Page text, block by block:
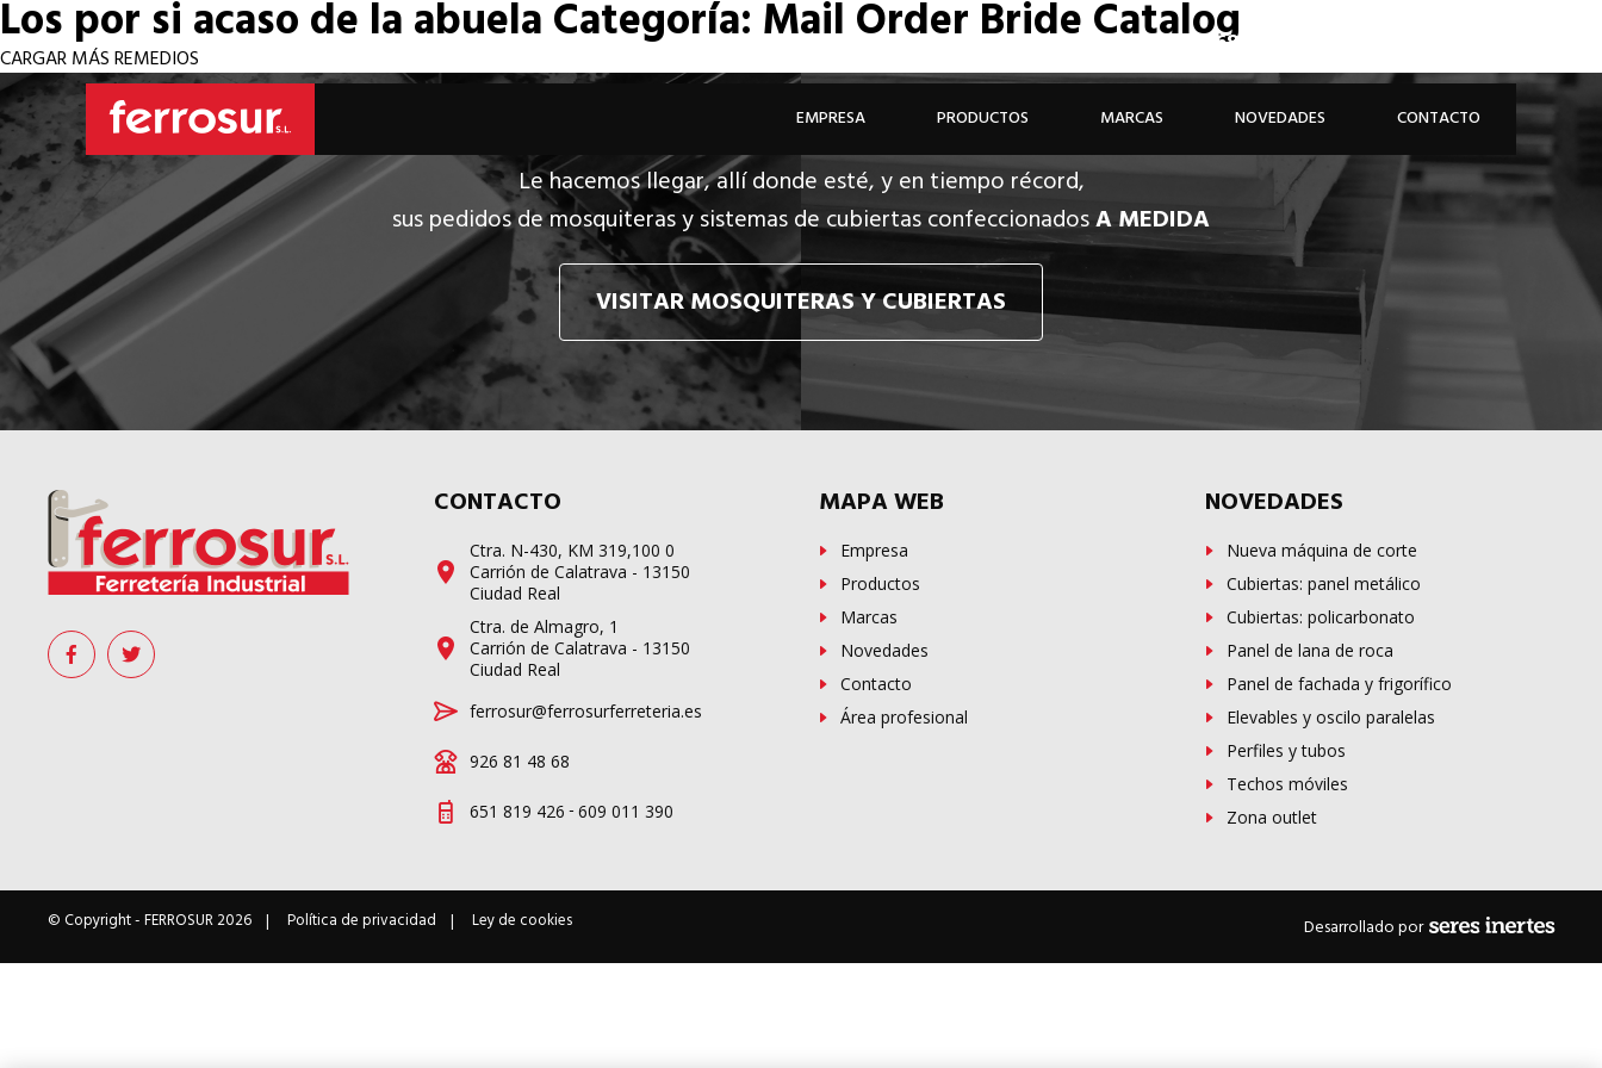
926 81 48 68
EMPRESA PRODUCTOS MARCAS NOVEDADES CONTACTO
Los por si acaso de la abuelaCategoría: Mail Order Bride Catalog
CARGAR MÁS REMEDIOS
Le hacemos llegar, allí donde esté, y en tiempo récord,
sus pedidos de mosquiteras y sistemas de cubiertas confeccionadosA MEDIDA
VISITAR MOSQUITERAS Y CUBIERTAS
CONTACTO
Ctra. N-430, KM 319,100 0
Carrión de Calatrava - 13150
Ciudad Real
Ctra. de Almagro, 1
Carrión de Calatrava - 13150
Ciudad Real
ferrosur@ferrosurferreteria.es
926 81 48 68
651 819 426 - 609 011 390
MAPA WEB
Empresa
Productos
Marcas
Novedades
Contacto
Área profesional
NOVEDADES
Nueva máquina de corte
Cubiertas: panel metálico
Cubiertas: policarbonato
Panel de lana de roca
Panel de fachada y frigorífico
Elevables y oscilo paralelas
Perfiles y tubos
Techos móviles
Zona outlet
© Copyright -FERROSUR2026 Política de privacidad Ley de cookies Desarrollado por